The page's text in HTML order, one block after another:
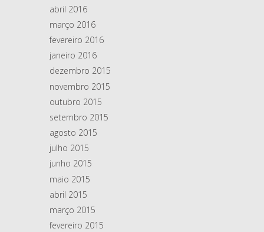
abril 2016
março 2016
fevereiro 2016
janeiro 2016
dezembro 2015
novembro 2015
outubro 2015
setembro 2015
agosto 2015
julho 2015
junho 2015
maio 2015
abril 2015
março 2015
fevereiro 2015